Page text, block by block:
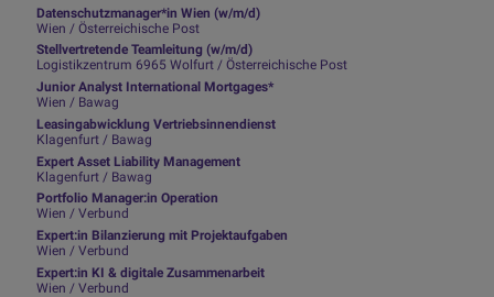
Datenschutzmanager*in Wien (w/m/d)
Wien / Österreichische Post
Stellvertretende Teamleitung (w/m/d)
Logistikzentrum 6965 Wolfurt / Österreichische Post
Junior Analyst International Mortgages*
Wien / Bawag
Leasingabwicklung Vertriebsinnendienst
Klagenfurt / Bawag
Expert Asset Liability Management
Klagenfurt / Bawag
Portfolio Manager:in Operation
Wien / Verbund
Expert:in Bilanzierung mit Projektaufgaben
Wien / Verbund
Expert:in KI & digitale Zusammenarbeit
Wien / Verbund